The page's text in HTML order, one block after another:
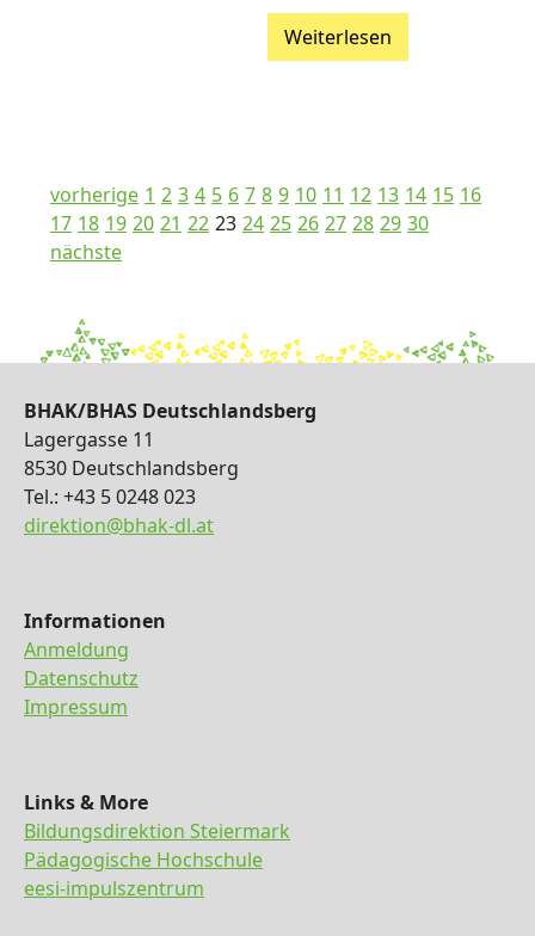
Weiterlesen
vorherige 1 2 3 4 5 6 7 8 9 10 11 12 13 14 15 16
17 18 19 20 21 22 23 24 25 26 27 28 29 30
nächste
BHAK/BHAS Deutschlandsberg
Lagergasse 11
8530 Deutschlandsberg
Tel.: +43 5 0248 023
direktion@bhak-dl.at
Informationen
Anmeldung
Datenschutz
Impressum
Links & More
Bildungsdirektion Steiermark
Pädagogische Hochschule
eesi-impulszentrum